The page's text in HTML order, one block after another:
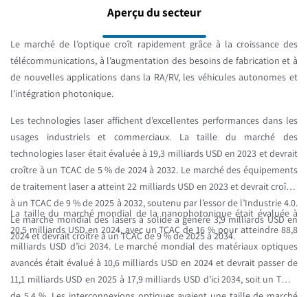
Aperçu du secteur
Le marché de l’optique croît rapidement grâce à la croissance des
télécommunications, à l’augmentation des besoins de fabrication et à
de nouvelles applications dans la RA/RV, les véhicules autonomes et
l’intégration photonique.
Les technologies laser affichent d’excellentes performances dans les
usages industriels et commerciaux. La taille du marché des
technologies laser était évaluée à 19,3 milliards USD en 2023 et devrait
croître à un TCAC de 5 % de 2024 à 2032. Le marché des équipements
de traitement laser a atteint 22 milliards USD en 2023 et devrait croître
à un TCAC de 9 % de 2025 à 2032, soutenu par l’essor de l’Industrie 4.0.
Le marché mondial des lasers à solide a généré 3,9 milliards USD en
2024 et devrait croître à un TCAC de 9 % de 2025 à 2034.
La taille du marché mondial de la nanophotonique était évaluée à
20,5 milliards USD en 2024, avec un TCAC de 16 % pour atteindre 88,8
milliards USD d’ici 2034. Le marché mondial des matériaux optiques
avancés était évalué à 10,6 milliards USD en 2024 et devrait passer de
11,1 milliards USD en 2025 à 17,9 milliards USD d’ici 2034, soit un TCAC